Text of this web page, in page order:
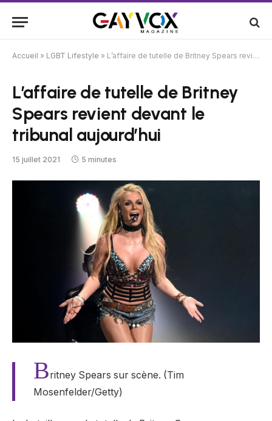
Accueil » LGBT Lifestyle » L’affaire de tutelle de Britney Spears revient devant le tribunal aujourd’hui
L’affaire de tutelle de Britney
Spears revient devant le
tribunal aujourd’hui
15 juillet 2021 5 minutes
Britney Spears sur scène. (Tim
Mosenfelder/Getty)